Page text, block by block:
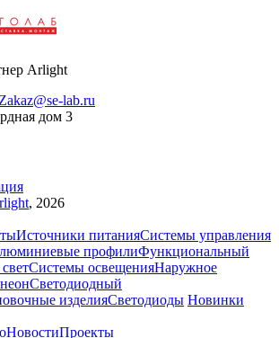
Arlight
Zakaz@se-lab.ru
дом 3
, 2026
Источники питанияСистемы управления
профилиФункциональный
Системы освещенияНаружное
Светодиодный
изделияСветодиоды Новинки
НовостиПроекты